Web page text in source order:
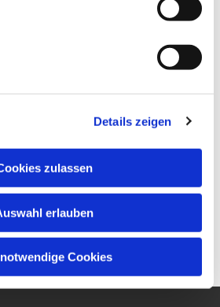
Details zeigen
zulassen
erlauben
Cookies